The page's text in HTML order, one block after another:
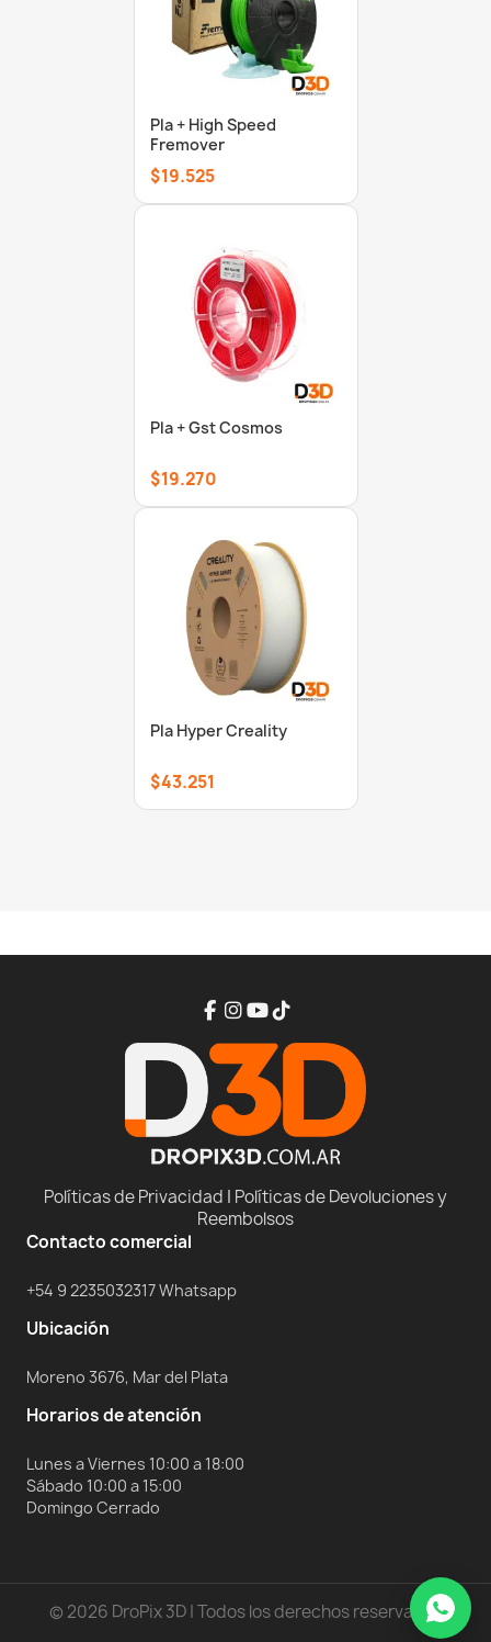
Pla + High Speed
Fremover
$19.525
Pla + Gst Cosmos
$19.270
Pla Hyper Creality
$43.251
Políticas de Privacidad | Políticas de Devoluciones y
Reembolsos
Contacto comercial
+54 9 2235032317 Whatsapp
Ubicación
Moreno 3676, Mar del Plata
Horarios de atención
Lunes a Viernes 10:00 a 18:00
Sábado 10:00 a 15:00
Domingo Cerrado
© 2026 DroPix 3D | Todos los derechos reservados